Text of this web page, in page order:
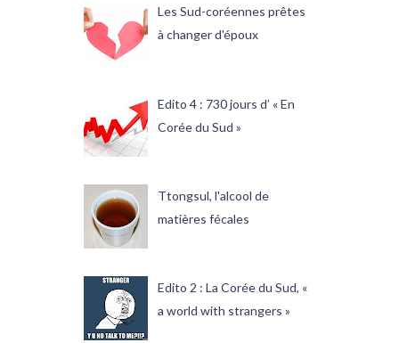
Les Sud-coréennes prêtes
à changer d'époux
Edito 4 : 730 jours d’ « En
Corée du Sud »
Ttongsul, l'alcool de
matières fécales
Edito 2 : La Corée du Sud, «
a world with strangers »